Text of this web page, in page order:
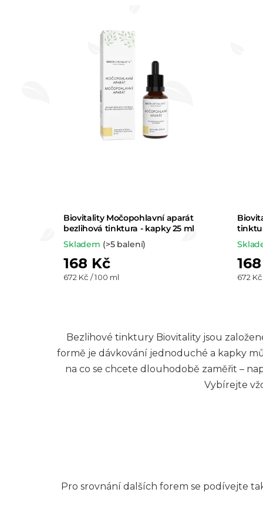
Biovitality Močopohlavní aparát
bezlihová tinktura - kapky 25 ml
Skladem (>5 balení)
168 Kč
Měrná
672 Kč / 100 ml
Měrná
672
Bezlihové tinktury Biovitality jsou
formě je dávkování jednoduché a kapky
na co se chcete dlouhodobě zaměřit –
Vybírejte
Pro srovnání dalších forem se podívejte